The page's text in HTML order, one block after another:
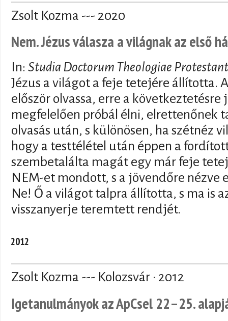
Zsolt Kozma --- 2020
Nem. Jézus válasza a világnak az első
In: Studia Doctorum Theologiae
Jézus a világot a feje tetejére állította.
először olvassa, erre a következtetésre
megfelelően próbál élni, elrettenőnek
olvasás után, s különösen, ha szétnéz
hogy a testtélétel után éppen a
szembetalálta magát egy már feje
NEM-et mondott, s a jövendőre nézve
Ne! Ő a világot talpra állította, s ma is
visszanyerje teremtett rendjét.
2012
Zsolt Kozma --- Kolozsvár · 2012
Igetanulmányok az ApCsel 22–25.